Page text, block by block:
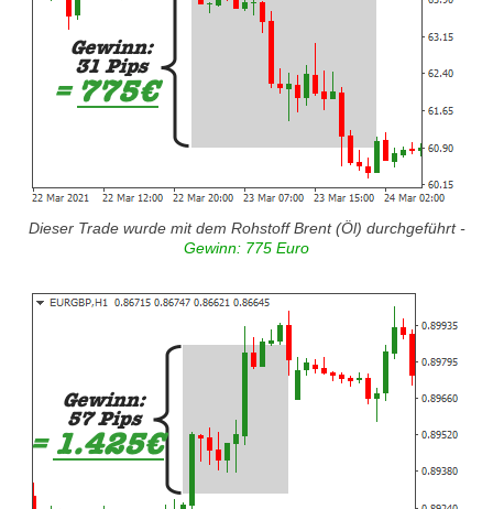
Dieser Trade wurde mit dem Rohstoff Brent (Öl) durchgeführt -
Gewinn: 775 Euro